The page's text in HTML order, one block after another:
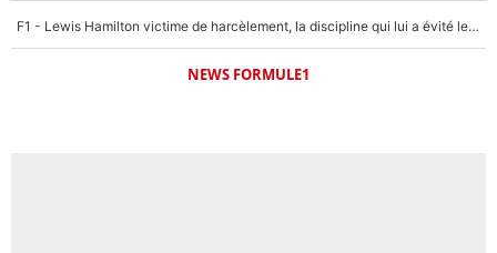
F1 - Lewis Hamilton victime de harcèlement, la discipline qui lui a évité le pire : «J'aurais probablement mal tourné»
NEWS FORMULE1